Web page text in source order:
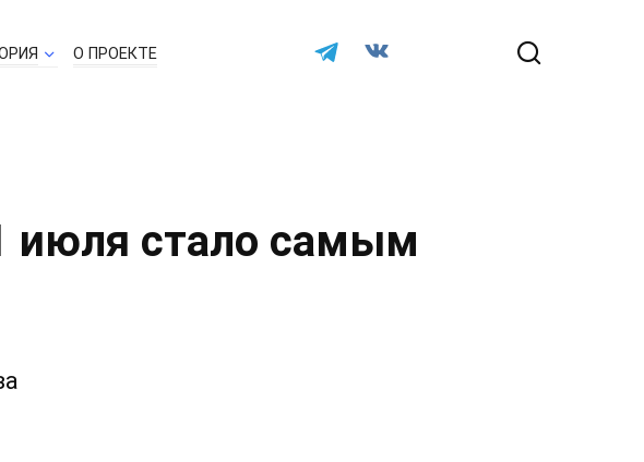
О ПРОЕКТЕ
июля стало самым